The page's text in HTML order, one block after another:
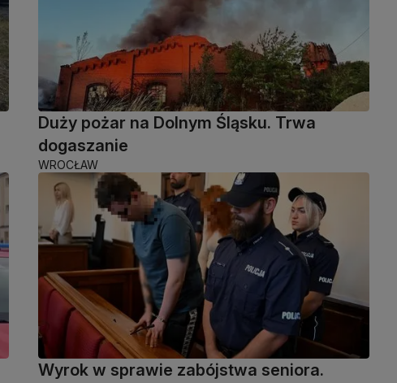
Duży pożar na Dolnym Śląsku. Trwa
dogaszanie
WROCŁAW
Wyrok w sprawie zabójstwa seniora.